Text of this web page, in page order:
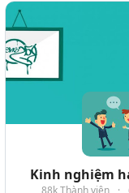
Kinh nghiệm
88k Thành viên ·